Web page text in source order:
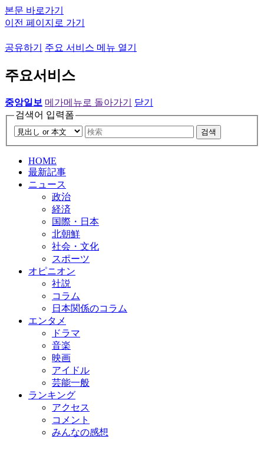
본문 바로가기
이전 페이지로 가기
공유하기 주요 서비스 메뉴 열기
주요서비스
중앙일보 메가메뉴로 돌아가기
닫기
검색어 입력폼
검색
HOME
最新記事
ニュース
政治
経済
国際・日本
北朝鮮
社会・文化
スポーツ
オピニオン
社説
コラム
日本関係のコラム
エンタメ
ドラマ
音楽
映画
アイドル
芸能一般
ランキング
アクセス
コメント
みんなの感想